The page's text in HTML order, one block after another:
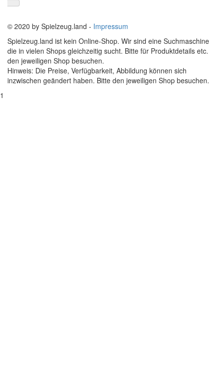
© 2020 by Spielzeug.land - Impressum
Spielzeug.land ist kein Online-Shop. Wir sind eine Suchmaschine
die in vielen Shops gleichzeitig sucht. Bitte für Produktdetails etc.
den jeweiligen Shop besuchen.
Hinweis: Die Preise, Verfügbarkeit, Abbildung können sich
inzwischen geändert haben. Bitte den jeweiligen Shop besuchen.
1